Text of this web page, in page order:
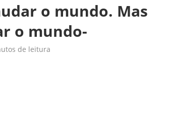
o mundo. Mas
o mundo-
de leitura